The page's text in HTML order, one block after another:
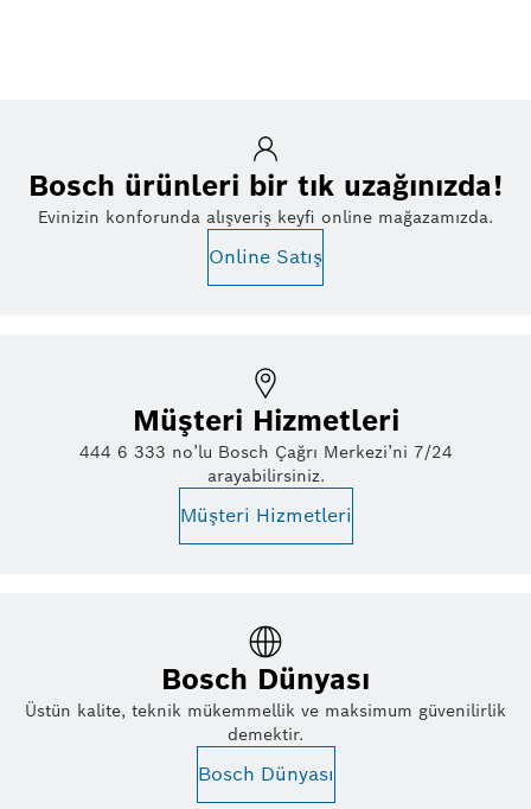
Bosch ürünleri bir tık uzağınızda!
Evinizin konforunda alışveriş keyfi online mağazamızda.
Online Satış
Müşteri Hizmetleri
444 6 333 no’lu Bosch Çağrı Merkezi’ni 7/24
arayabilirsiniz.
Müşteri Hizmetleri
Bosch Dünyası
Üstün kalite, teknik mükemmellik ve maksimum güvenilirlik
demektir.
Bosch Dünyası